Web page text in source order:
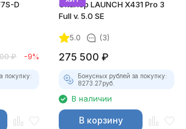
D
₽ -9%
покупку:
Сканер LAUNCH X431 Pro 3
Full v. 5.0 SE
5.0 (3)
275 500 ₽
Бонусных рублей за покупку:
8273.27руб.
В наличии
В корзину